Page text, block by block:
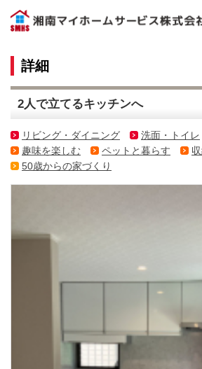
詳細
2人で立てるキッチンへ
リビング・ダイニング 洗面・トイレ
趣味を楽しむ
ペットと暮らす
50歳からの家づくり